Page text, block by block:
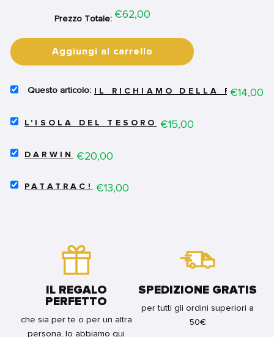
Prezzo Totale: Price
€62,00
Aggiungi al carrello
SELECT
DELLA
BUNDLE
IL RICHIAMO DELLA Price
€14,00
SELECT
TESORO
L'ISOLA DEL TESORO Price
€15,00
SELECT
BUNDLE
DARWIN Price
€20,00
SELECT
PATATRAC! Price
€13,00
IL REGALO
PERFETTO
che sia per te o per un altra
persona, lo abbiamo qui
SPEDIZIONE GRATIS
per tutti gli ordini superiori a
50€